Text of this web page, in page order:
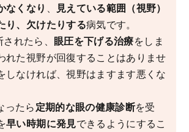
なくなり 、
見えている範囲（視野）
り、欠けたりする病気です。
れたら、 眼圧を下げる治療をしま
れた視野が回復することはありませ
しなければ、視野はますます悪くな
ったら定期的な眼の健康診断を受
早い時期に発見できるようにするこ